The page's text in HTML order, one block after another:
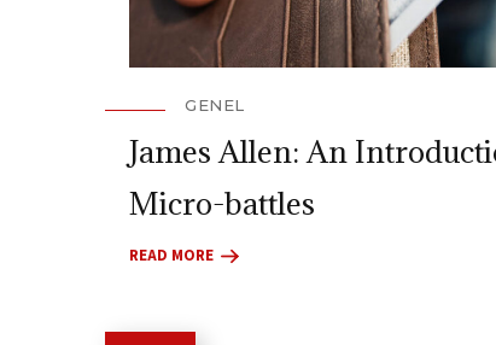
GENEL
James Allen: An
Micro-battles
READ MORE